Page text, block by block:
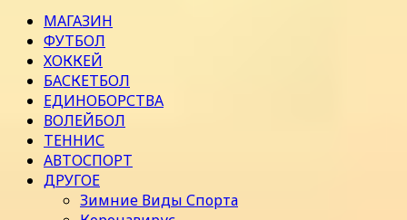
МАГАЗИН
ФУТБОЛ
ХОККЕЙ
БАСКЕТБОЛ
ЕДИНОБОРСТВА
ВОЛЕЙБОЛ
ТЕННИС
АВТОСПОРТ
ДРУГОЕ
Зимние Виды Спорта